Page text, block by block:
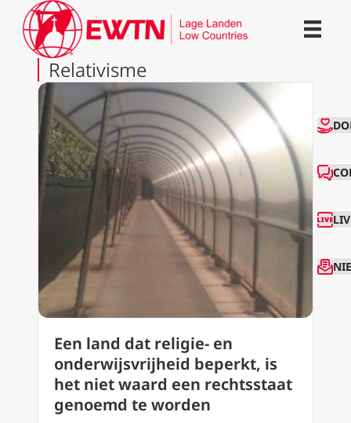
Relativisme
Een land dat religie- en
onderwijsvrijheid beperkt, is
het niet waard een rechtsstaat
genoemd te worden